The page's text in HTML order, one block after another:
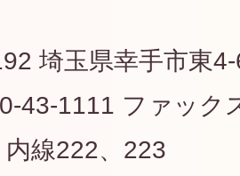
埼玉県幸手市東
43-1111 ファック
線222、223